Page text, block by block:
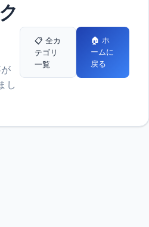
し
📋 全カ
テゴリ
一覧
🏠 ホ
ームに
戻る